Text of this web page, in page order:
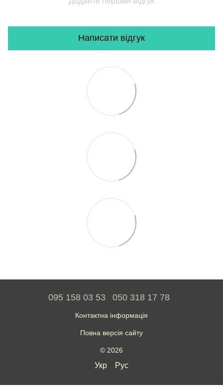
Написати відгук
095 158 03 53 050 318 17 78
Контактна інформація
Повна версія сайту
© 2026
Укр Рус